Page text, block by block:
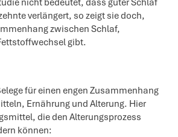
verlängert, so zeigt sie doch,
zwischen Schlaf,
gibt.
für einen engen Zusammenhang
Ernährung und Alterung. Hier
die den Alterungsprozess
können: